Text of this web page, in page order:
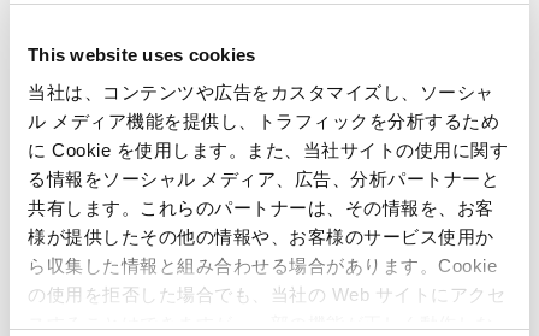
This website uses cookies
当社は、コンテンツや広告をカスタマイズし、ソーシャ
ル メディア機能を提供し、トラフィックを分析するため
に Cookie を使用します。また、当社サイトの使用に関す
る情報をソーシャル メディア、広告、分析パートナーと
共有します。これらのパートナーは、その情報を、お客
様が提供したその他の情報や、お客様のサービス使用か
ら収集した情報と組み合わせる場合があります。Cookie
の使用を拒否した場合でも、当社の Web サイトにアクセ
千葉県
プラサカプコン 成田店
千葉県
プラサカプコン 富津店
東京都
プラサカプコン 吉祥寺店
東京都
プラサカプコン 池袋店
神奈川県
プラサカプコン 磯子店
神奈川県
プラサカプコン 横須賀店
山梨県
プラサカプコン 甲府店
静岡県
プラサカプコン 志都呂店
愛知県
プラサカプコン 豊田店